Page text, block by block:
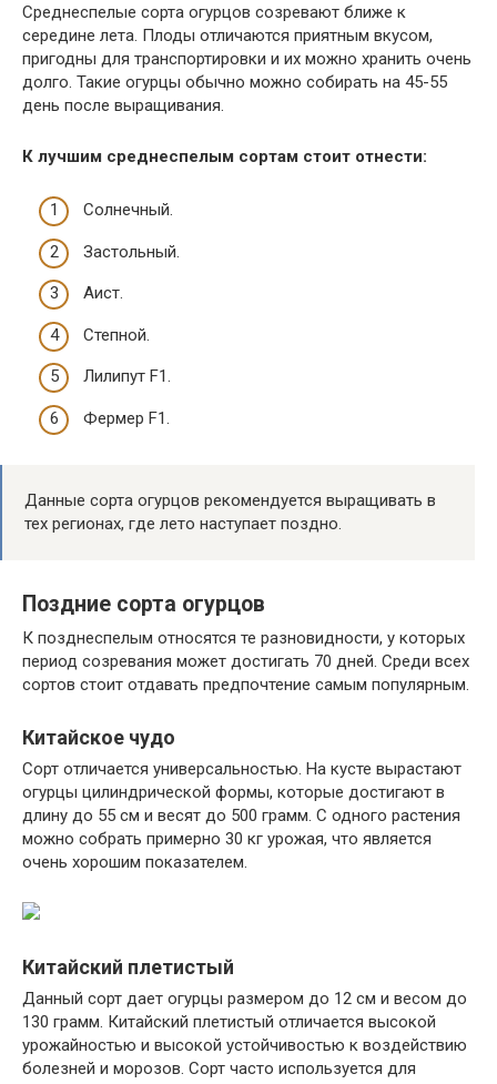
Среднеспелые сорта огурцов созревают ближе к
середине лета. Плоды отличаются приятным вкусом,
пригодны для транспортировки и их можно хранить очень
долго. Такие огурцы обычно можно собирать на 45-55
день после выращивания.
К лучшим среднеспелым сортам стоит отнести:
Солнечный.
Застольный.
Аист.
Степной.
Лилипут F1.
Фермер F1.
Данные сорта огурцов рекомендуется выращивать в
тех регионах, где лето наступает поздно.
Поздние сорта огурцов
К позднеспелым относятся те разновидности, у которых
период созревания может достигать 70 дней. Среди всех
сортов стоит отдавать предпочтение самым популярным.
Китайское чудо
Сорт отличается универсальностью. На кусте вырастают
огурцы цилиндрической формы, которые достигают в
длину до 55 см и весят до 500 грамм. С одного растения
можно собрать примерно 30 кг урожая, что является
очень хорошим показателем.
Китайский плетистый
Данный сорт дает огурцы размером до 12 см и весом до
130 грамм. Китайский плетистый отличается высокой
урожайностью и высокой устойчивостью к воздействию
болезней и морозов. Сорт часто используется для